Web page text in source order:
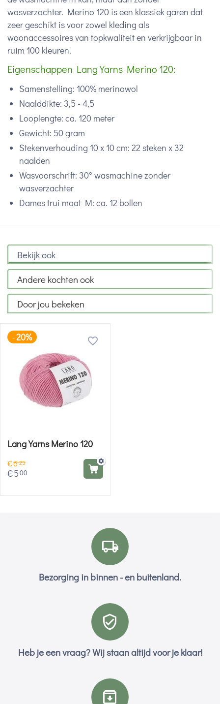
wasverzachter. Merino 120 is een klassiek garen dat
zeer geschikt is voor zowel kleding als
woonaccessoires van topkwaliteit en verkrijgbaar in
ruim 100 kleuren.
Eigenschappen Lang Yarns Merino 120:
Samenstelling: 100% merinowol
Naalddikte: 3,5 - 4,5
Looplengte: ca. 120 meter
Gewicht: 50 gram
Stekenverhouding 10 x 10 cm: 22 steken x 32
naalden
Wasvoorschrift: 30° wasmachine zonder
wasverzachter
Dames trui maat M: ca. 12 bollen
Bekijk ook
Andere kochten ook
Door jou bekeken
-20%
Lang Yarns Merino 120
€625
€500
Bezorging in binnen - en buitenland.
Heb je een vraag? Wij staan altijd voor je klaar!